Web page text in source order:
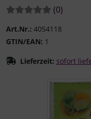
Bewertungen:
(0)
Art.Nr.: 4054118
GTIN/EAN: 1
Lieferzeit: sofort
Wenn mehr als ein